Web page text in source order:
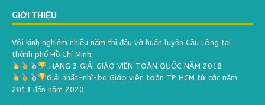
GIỚI THIỆU
Với kinh nghiệm nhiều năm thì đấu và huấn luyện Cầu Lông tại
thành phố Hồ Chí Minh.
HẠNG 3 GIẢI GIÁO VIÊN TOÀN QUỐC NĂM 2018
Giải nhất-nhì-ba Giáo viên toàn TP HCM từ các năm
2013 đến năm 2020